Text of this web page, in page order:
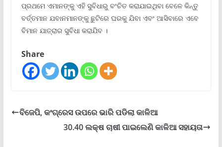
ପ୍ରଥମେ ଏମାନଙ୍କୁ ଏହି ସୁବିଧାରୁ ବଂଚିତ କରାଯାଇଥିବା ବେଳେ କିନ୍ତୁ
ବର୍ତ୍ତମାନ ଯବାନମାନଙ୍କୁ ଛୁଟିରେ ଘରକୁ ଯିବା ଏବଂ ଆସିବାରେ ଏବେ
ବିମାନ ଯାତ୍ରାର ସୁବିଧା କରାଯିବ ।
Share
ବିଜେପି, କଂଗ୍ରେସ ଉପରେ ଭାରି ପଡିଲା କାଳିଆ
30.40 ଲକ୍ଷ ଚାଷୀ ପାଇଲେଣି କାଳିଆ ସହାୟତା